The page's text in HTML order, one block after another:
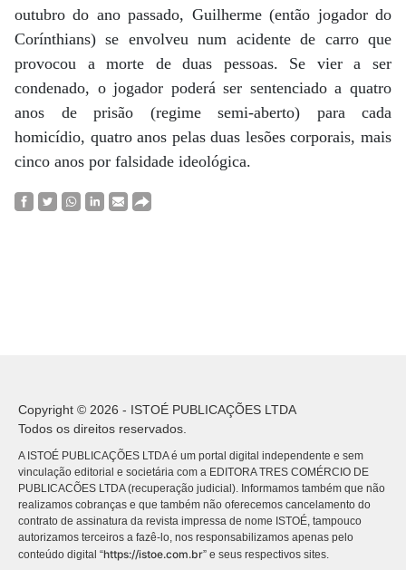
outubro do ano passado, Guilherme (então jogador do
Corínthians) se envolveu num acidente de carro que
provocou a morte de duas pessoas. Se vier a ser
condenado, o jogador poderá ser sentenciado a quatro
anos de prisão (regime semi-aberto) para cada
homicídio, quatro anos pelas duas lesões corporais, mais
cinco anos por falsidade ideológica.
Copyright © 2026 - ISTOÉ PUBLICAÇÕES LTDA
Todos os direitos reservados.
A ISTOÉ PUBLICAÇÕES LTDA é um portal digital independente e sem
vinculação editorial e societária com a EDITORA TRES COMÉRCIO DE
PUBLICACÕES LTDA (recuperação judicial). Informamos também que não
realizamos cobranças e que também não oferecemos cancelamento do
contrato de assinatura da revista impressa de nome ISTOÉ, tampouco
autorizamos terceiros a fazê-lo, nos responsabilizamos apenas pelo
conteúdo digital “https://istoe.com.br” e seus respectivos sites.